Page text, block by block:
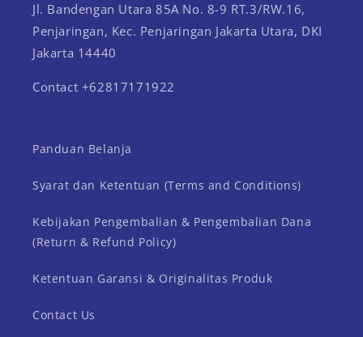
Jl. Bandengan Utara 85A No. 8-9 RT.3/RW.16,
Penjaringan, Kec. Penjaringan Jakarta Utara, DKI
Jakarta 14440
Contact +62817171922
Panduan Belanja
Syarat dan Ketentuan (Terms and Conditions)
Kebijakan Pengembalian & Pengembalian Dana
(Return & Refund Policy)
Ketentuan Garansi & Originalitas Produk
Contact Us